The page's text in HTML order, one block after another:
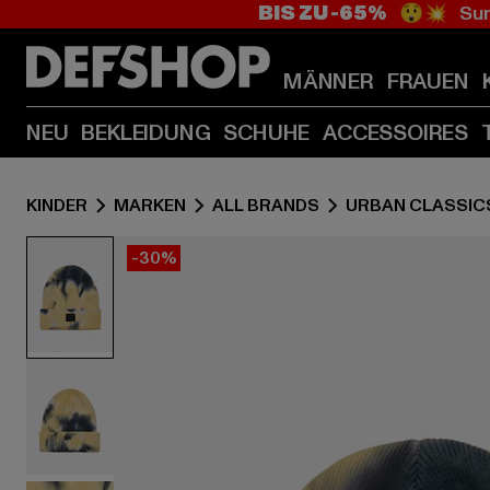
BIS ZU -65% 😲💥
MÄNNER FRAUEN
NEU BEKLEIDUNG SCHUHE ACCESSOIRES
KINDER MARKEN ALL BRANDS URBAN
-30%